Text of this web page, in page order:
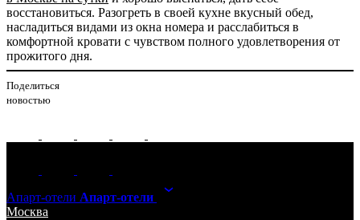
восстановиться. Разогреть в своей кухне вкусный обед,
насладиться видами из окна номера и расслабиться в
комфортной кровати с чувством полного удовлетворения от
прожитого дня.
Поделиться
новостью
Апарт-отели Апарт-отели
Москва